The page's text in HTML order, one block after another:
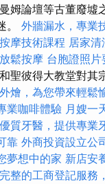
姆論壇等古董廢墟
。 外牆漏水，專業
摩技術課程 居家
鬆按摩 台胞證照
聖彼得大教堂對其
燴，為您帶來輕鬆
業咖啡體驗 月嫂一
優質牙醫，提供專業
靠 外商投資設立公
夢想中的家 新店安
完整的工商登記服務